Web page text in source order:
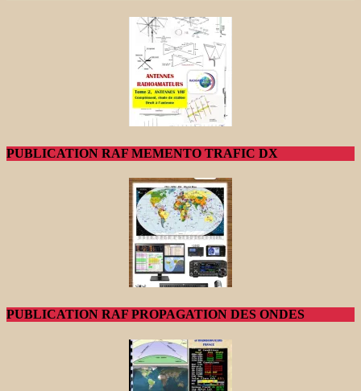
PUBLICATION RAF MEMENTO TRAFIC DX
PUBLICATION RAF PROPAGATION DES ONDES